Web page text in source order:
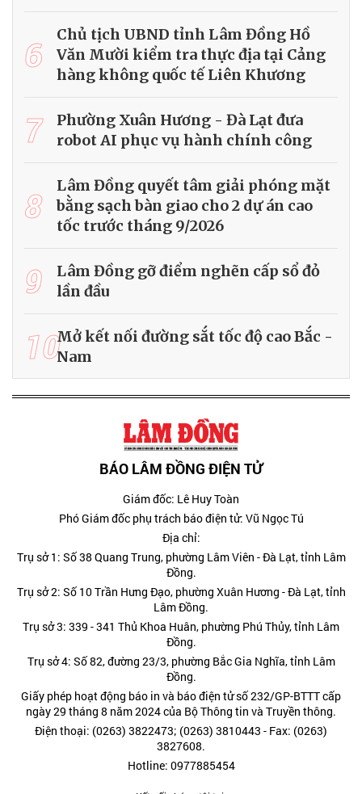
6
Chủ tịch UBND tỉnh Lâm Đồng Hồ
Văn Mười kiểm tra thực địa tại Cảng
hàng không quốc tế Liên Khương
7
Phường Xuân Hương - Đà Lạt đưa
robot AI phục vụ hành chính công
8
Lâm Đồng quyết tâm giải phóng mặt
bằng sạch bàn giao cho 2 dự án cao
tốc trước tháng 9/2026
9
Lâm Đồng gỡ điểm nghẽn cấp sổ đỏ
lần đầu
10Mở kết nối đường sắt tốc độ cao Bắc -
Nam
BÁO LÂM ĐỒNG ĐIỆN TỬ
Giám đốc: Lê Huy Toàn
Phó Giám đốc phụ trách báo điện tử: Vũ Ngọc Tú
Địa chỉ:
Trụ sở 1: Số 38 Quang Trung, phường Lâm Viên - Đà Lạt, tỉnh Lâm
Đồng.
Trụ sở 2: Số 10 Trần Hưng Đạo, phường Xuân Hương - Đà Lạt, tỉnh
Lâm Đồng.
Trụ sở 3: 339 - 341 Thủ Khoa Huân, phường Phú Thủy, tỉnh Lâm
Đồng.
Trụ sở 4: Số 82, đường 23/3, phường Bắc Gia Nghĩa, tỉnh Lâm
Đồng.
Giấy phép hoạt động báo in và báo điện tử số 232/GP-BTTT cấp
ngày 29 tháng 8 năm 2024 của Bộ Thông tin và Truyền thông.
Điện thoại: (0263) 3822473; (0263) 3810443 - Fax: (0263)
3827608.
Hotline: 0977885454